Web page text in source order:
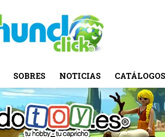
El
SOBRES NOTICIAS CATÁLOGOS